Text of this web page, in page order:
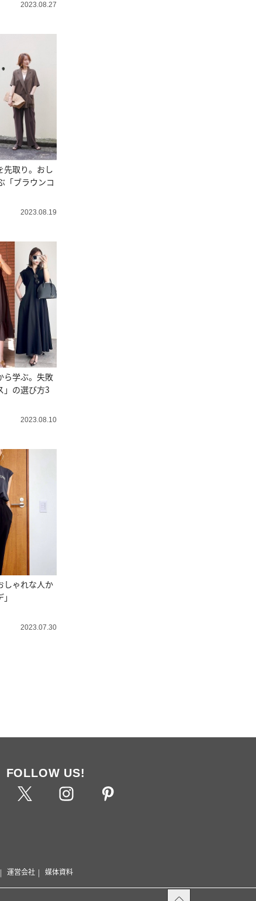
2023.08.27
先取り。おし
「ブラウンコ
2023.08.19
ら学ぶ。失敗
」の選び方3
2023.08.10
しゃれな人か
2023.07.30
FOLLOW US!
運営会社 媒体資料